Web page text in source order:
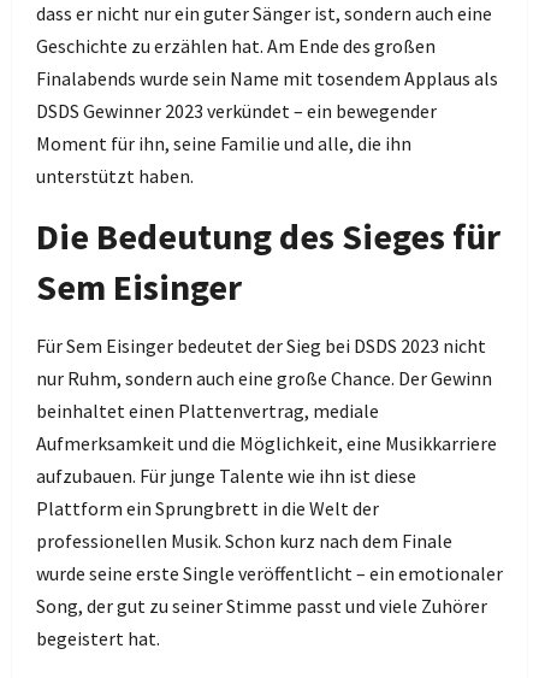
dass er nicht nur ein guter Sänger ist, sondern auch eine
Geschichte zu erzählen hat. Am Ende des großen
Finalabends wurde sein Name mit tosendem Applaus als
DSDS Gewinner 2023 verkündet – ein bewegender
Moment für ihn, seine Familie und alle, die ihn
unterstützt haben.
Die Bedeutung des Sieges für
Sem Eisinger
Für Sem Eisinger bedeutet der Sieg bei DSDS 2023 nicht
nur Ruhm, sondern auch eine große Chance. Der Gewinn
beinhaltet einen Plattenvertrag, mediale
Aufmerksamkeit und die Möglichkeit, eine Musikkarriere
aufzubauen. Für junge Talente wie ihn ist diese
Plattform ein Sprungbrett in die Welt der
professionellen Musik. Schon kurz nach dem Finale
wurde seine erste Single veröffentlicht – ein emotionaler
Song, der gut zu seiner Stimme passt und viele Zuhörer
begeistert hat.